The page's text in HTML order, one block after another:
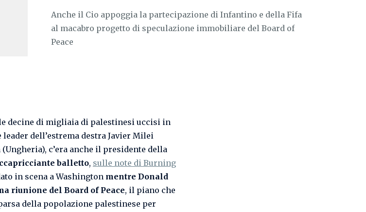
Anche il Cio appoggia la partecipazione di Infantino e della Fifa
al macabro progetto di speculazione immobiliare del Board of
Peace
decine di migliaia di palestinesi uccisi in
dell’estrema destra Javier Milei
c’era anche il presidente della
balletto, sulle note di Burning
in scena a Washington mentre Donald
riunione del Board of Peace, il piano che
della popolazione palestinese per